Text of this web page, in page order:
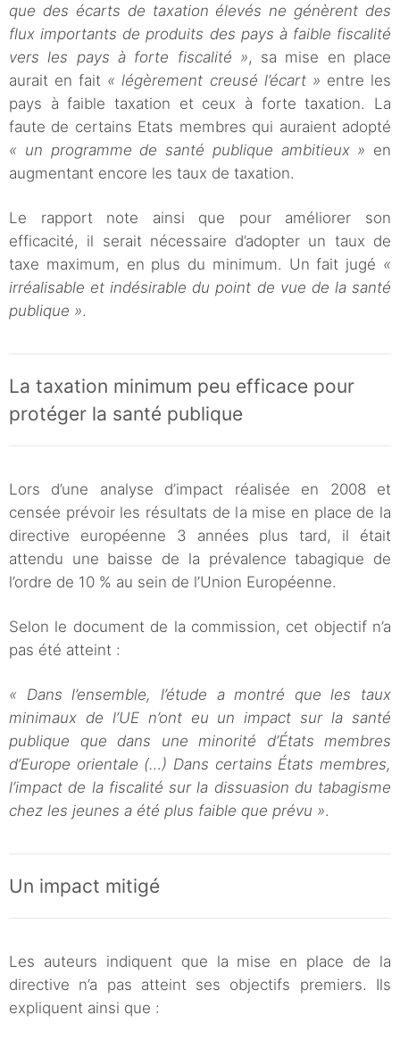
que des écarts de taxation élevés ne génèrent des
flux importants de produits des pays à faible fiscalité
vers les pays à forte fiscalité », sa mise en place
aurait en fait « légèrement creusé l’écart » entre les
pays à faible taxation et ceux à forte taxation. La
faute de certains Etats membres qui auraient adopté
« un programme de santé publique ambitieux » en
augmentant encore les taux de taxation.
Le rapport note ainsi que pour améliorer son
efficacité, il serait nécessaire d’adopter un taux de
taxe maximum, en plus du minimum. Un fait jugé «
irréalisable et indésirable du point de vue de la santé
publique ».
La taxation minimum peu efficace pour
protéger la santé publique
Lors d’une analyse d’impact réalisée en 2008 et
censée prévoir les résultats de la mise en place de la
directive européenne 3 années plus tard, il était
attendu une baisse de la prévalence tabagique de
l’ordre de 10 % au sein de l’Union Européenne.
Selon le document de la commission, cet objectif n’a
pas été atteint :
« Dans l’ensemble, l’étude a montré que les taux
minimaux de l’UE n’ont eu un impact sur la santé
publique que dans une minorité d’États membres
d’Europe orientale (…) Dans certains États membres,
l’impact de la fiscalité sur la dissuasion du tabagisme
chez les jeunes a été plus faible que prévu ».
Un impact mitigé
Les auteurs indiquent que la mise en place de la
directive n’a pas atteint ses objectifs premiers. Ils
expliquent ainsi que :